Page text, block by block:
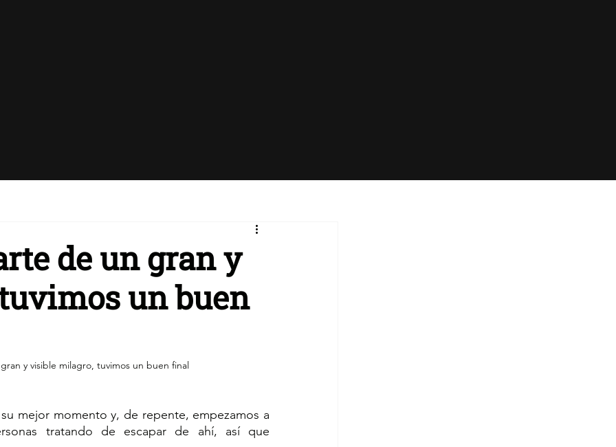
de un gran y
un buen
y visible milagro, tuvimos un buen final
mejor momento y, de repente, empezamos a
tratando de escapar de ahí, así que